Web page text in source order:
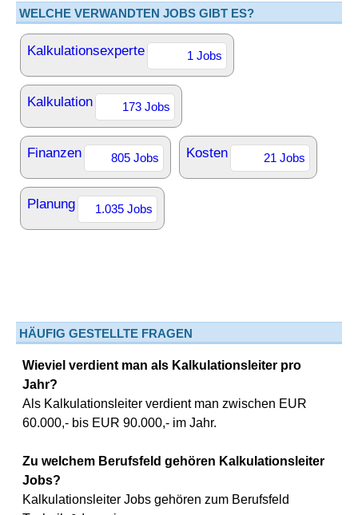
WELCHE VERWANDTEN JOBS GIBT ES?
Kalkulationsexperte 1 Jobs
Kalkulation 173 Jobs
Finanzen 805 Jobs Kosten 21 Jobs
Planung 1.035 Jobs
HÄUFIG GESTELLTE FRAGEN
Wieviel verdient man als Kalkulationsleiter pro
Jahr?
Als Kalkulationsleiter verdient man zwischen EUR
60.000,- bis EUR 90.000,- im Jahr.
Zu welchem Berufsfeld gehören Kalkulationsleiter
Jobs?
Kalkulationsleiter Jobs gehören zum Berufsfeld